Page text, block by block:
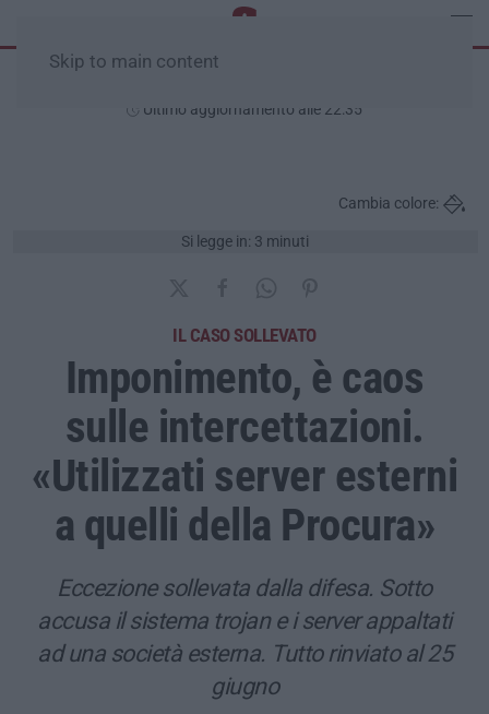
Skip to main content
Ultimo aggiornamento alle 22:35
Si legge in: 3 minuti
Cambia colore:
IL CASO SOLLEVATO
Imponimento, è caos
sulle intercettazioni.
«Utilizzati server esterni
a quelli della Procura»
Eccezione sollevata dalla difesa. Sotto
accusa il sistema trojan e i server appaltati
ad una società esterna. Tutto rinviato al 25
giugno